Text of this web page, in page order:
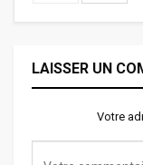
LAISSER UN
Votre